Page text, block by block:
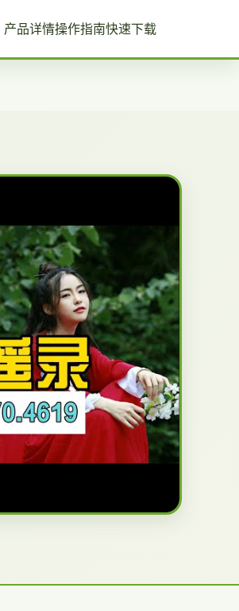
产品详情操作指南快速下载